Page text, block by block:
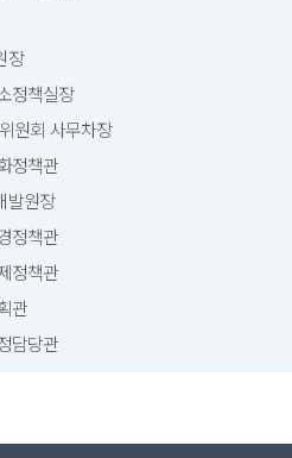
장
정책실장
원회 사무차장
정책관
발원장
정책관
정책관
관
담당관